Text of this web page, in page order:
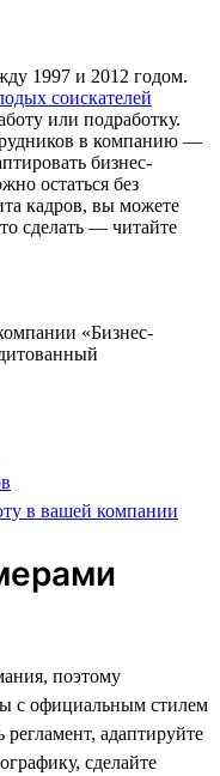
1997 и 2012 годом.
соискателей
или подработку.
в компанию —
бизнес-
остаться без
кадров, вы можете
сделать — читайте
«Бизнес-
в вашей компании
поэтому
с официальным стилем
адаптируйте
сделайте